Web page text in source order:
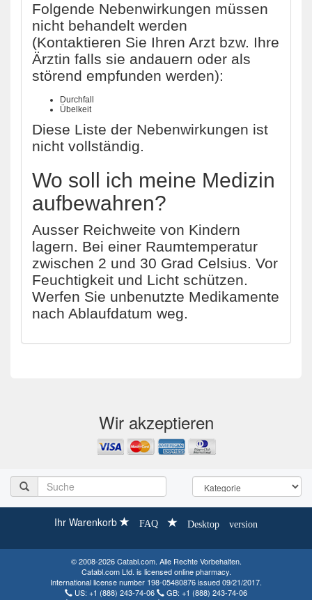
Folgende Nebenwirkungen müssen
nicht behandelt werden
(Kontaktieren Sie Ihren Arzt bzw. Ihre
Ärztin falls sie andauern oder als
störend empfunden werden):
Durchfall
Übelkeit
Diese Liste der Nebenwirkungen ist
nicht vollständig.
Wo soll ich meine Medizin
aufbewahren?
Ausser Reichweite von Kindern
lagern. Bei einer Raumtemperatur
zwischen 2 und 30 Grad Celsius. Vor
Feuchtigkeit und Licht schützen.
Werfen Sie unbenutzte Medikamente
nach Ablaufdatum weg.
Wir akzeptieren
Ihr Warenkorb FAQ Desktop version
© 2008-2026 Catabl.com. Alle Rechte Vorbehalten.
Catabl.com Ltd. is licensed online pharmacy.
International license number 198-05480876 issued 09/21/2017.
US: +1 (888) 243-74-06 GB: +1 (888) 243-74-06